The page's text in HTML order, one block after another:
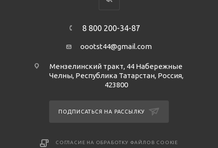
8 800 200-34-87
oootst44@gmail.com
Мензелинский тракт, 44 Набережные
Челны, Республика Татарстан, Россия,
423800
ПОДПИСАТЬСЯ НА РАССЫЛКУ
СОГЛАСИЕ НА ОБРАБОТКУ ФАЙЛОВ COOKIE